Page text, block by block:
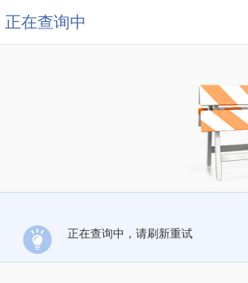
正在查询中
正在查询中，请刷新重试